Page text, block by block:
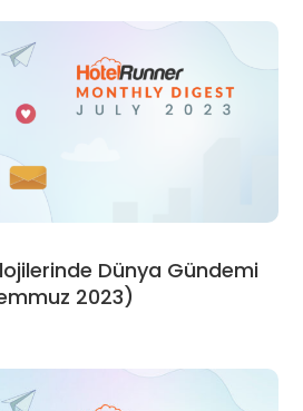
Dünya Gündemi
2023)